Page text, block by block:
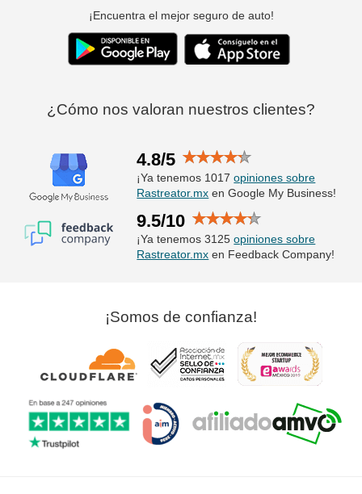
¡Encuentra el mejor seguro de auto!
¿Cómo nos valoran nuestros clientes?
4.8/5
¡Ya tenemos 1017opiniones sobre
Rastreator.mx en Google My Business!
9.5/10
¡Ya tenemos 3125opiniones sobre
Rastreator.mx en Feedback Company!
¡Somos de confianza!